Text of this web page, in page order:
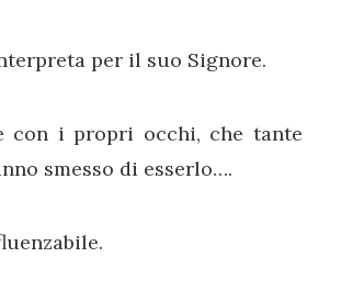
per il suo Signore.
con i propri occhi, che tante
smesso di esserlo….